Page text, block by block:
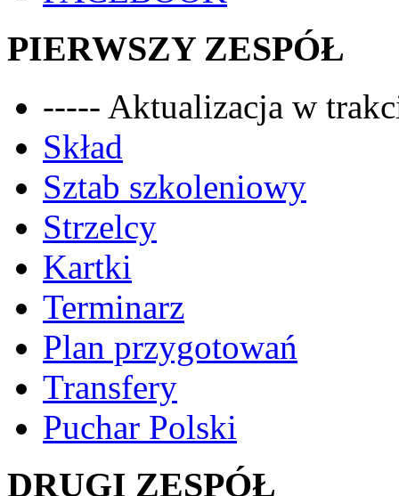
PIERWSZY ZESPÓŁ
----- Aktualizacja w
Skład
Sztab szkoleniowy
Strzelcy
Kartki
Terminarz
Plan przygotowań
Transfery
Puchar Polski
DRUGI ZESPÓŁ